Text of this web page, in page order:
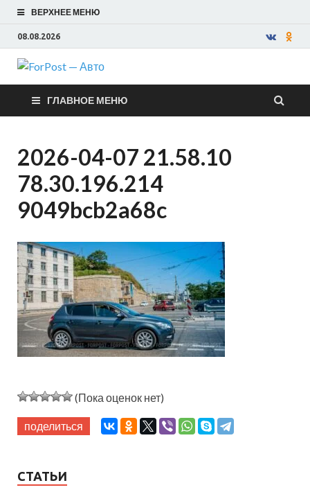
ВЕРХНЕЕ МЕНЮ
08.08.2026
ForPost —
Авто
ГЛАВНОЕ МЕНЮ
2026-04-07 21.58.10
78.30.196.214
9049bcb2a68c
(Пока оценок нет)
поделиться
СТАТЬИ